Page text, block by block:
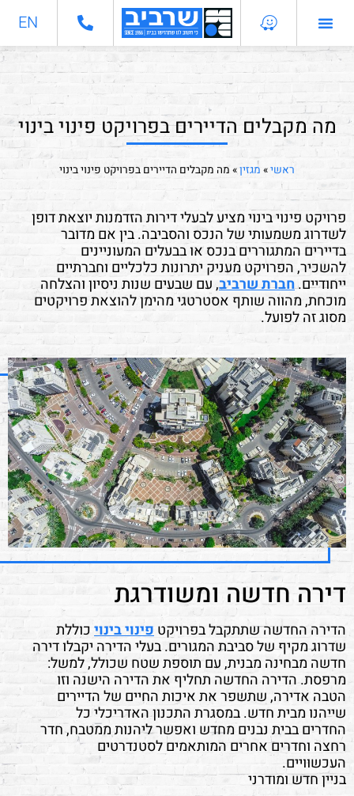
EN
מה מקבלים הדיירים בפרויקט פינוי בינוי
ראשי»מגזין»מה מקבלים הדיירים בפרויקט פינוי בינוי
פרויקט פינוי בינוי מציע לבעלי דירות הזדמנות יוצאת דופן
לשדרוג משמעותי של הנכס והסביבה. בין אם מדובר
בדיירים המתגוררים בנכס או בבעלים המעוניינים
להשכיר, הפרויקט מעניק יתרונות כלכליים וחברתיים
ייחודיים.חברת שרביב, עם שבעים שנות ניסיון והצלחה
מוכחת, מהווה שותף אסטרטגי מהימן להוצאת פרויקטים
מסוג זה לפועל.
דירה חדשה ומשודרגת
הדירה החדשה שתתקבל בפרויקטפינוי בינויכוללת
שדרוג מקיף של סביבת המגורים. בעלי הדירה יקבלו דירה
חדשה מבחינה מבנית, עם תוספת שטח שכולל, למשל:
מרפסת. הדירה החדשה תחליף את הדירה הישנה וזו
הטבה אדירה, שתשפר את איכות החיים של הדיירים
שייהנו מבית חדש. במסגרת התכנון האדריכלי כל
החדרים בבית נבנים מחדש ואפשר ליהנות ממטבח, חדר
רחצה וחדרים אחרים המותאמים לסטנדרטים
העכשוויים.
בניין חדש ומודרני